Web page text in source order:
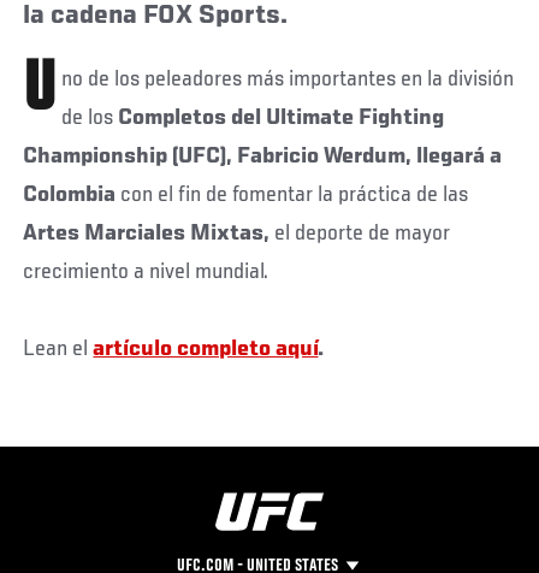
la cadena FOX Sports.
U no de los peleadores más importantes en la división
de los Completos del Ultimate Fighting
Championship (UFC), Fabricio Werdum, llegará a
Colombia con el fin de fomentar la práctica de las
Artes Marciales Mixtas, el deporte de mayor
crecimiento a nivel mundial.
Lean elartículo completo aquí.
UFC.COM - UNITED STATES